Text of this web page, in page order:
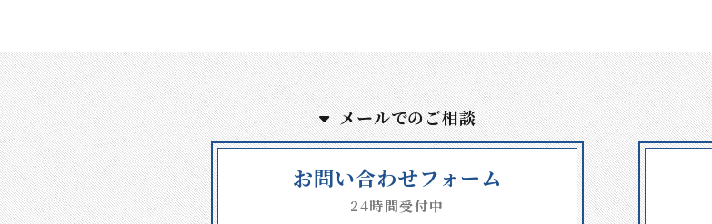
メールでのご相談
お問い合わせフォーム
24時間受付中